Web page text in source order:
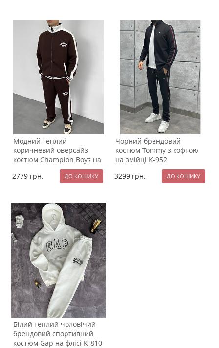
Модний теплий
коричневий оверсайз
костюм Champion Boys на
флісі на блискавці К-954
2779 грн.
Чорний брендовий
костюм Tommy з кофтою
на змійці К-952
3299 грн.
Білий теплий чоловічий
брендовий спортивний
костюм Gap на флісі К-810